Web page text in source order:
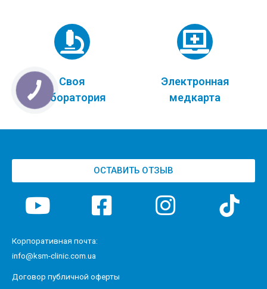
Своя
лаборатория
Электронная
медкарта
ОСТАВИТЬ ОТЗЫВ
Корпоративная почта:
info@ksm-clinic.com.ua
Договор публичной оферты